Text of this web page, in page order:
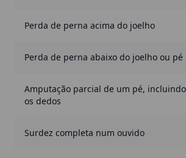
Perda de perna acima do joelho
Perda de perna abaixo do joelho ou pé
Amputação parcial de um pé,
os dedos
Surdez completa num ouvido